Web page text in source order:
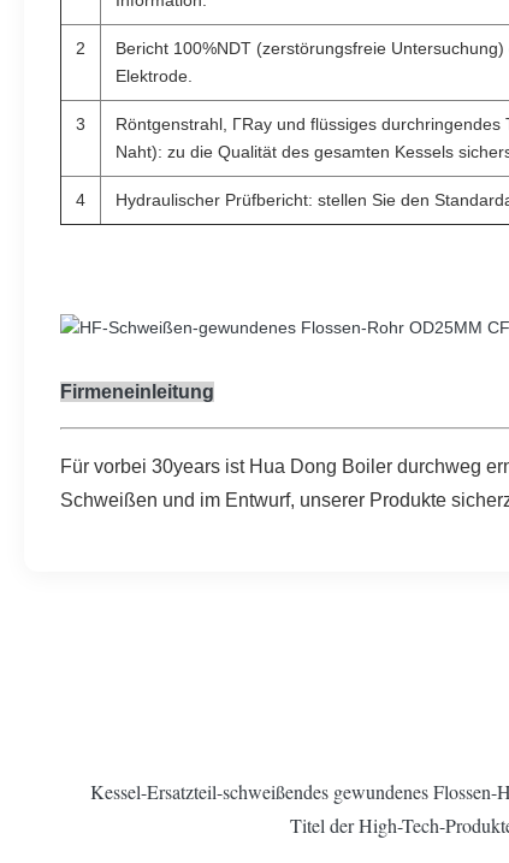
2
Bericht 100%NDT (zerstörungsfreie
Elektrode.
3
Röntgenstrahl, ΓRay und flüssiges
Naht): zu die Qualität des gesamten Kessels
4 Hydraulischer Prüfbericht: stellen Sie den
Firmeneinleitung
Für vorbei 30years ist Hua Dong Boiler durchweg
Schweißen und im Entwurf, unserer Produkte
Kessel-Ersatzteil-schweißendes gewundenes
Titel der High-Tech-